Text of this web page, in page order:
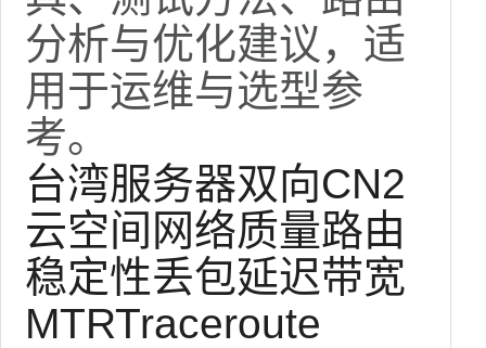
分析与优化建议，适
用于运维与选型参
考。
台湾服务器双向CN2
云空间 网络质量路由
稳定性丢包延迟带宽
MTRTraceroute